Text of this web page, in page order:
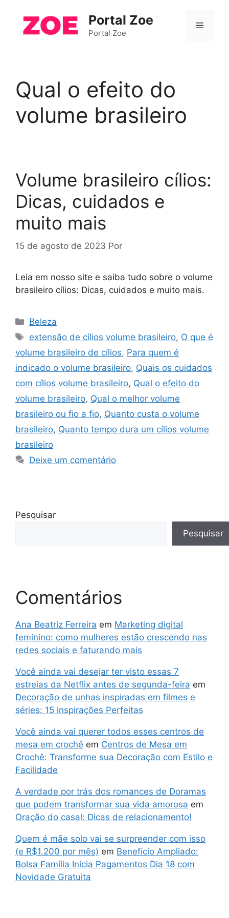
Portal Zoe
Portal Zoe
Menu
Qual o efeito do
volume brasileiro
Volume brasileiro cílios:
Dicas, cuidados e
muito mais
15 de agosto de 2023 Por
Leia em nosso site e saiba tudo sobre o volume
brasileiro cílios: Dicas, cuidados e muito mais.
Categorias
Beleza
Tags
extensão de cílios volume brasileiro, O que é
volume brasileiro de cílios, Para quem é
indicado o volume brasileiro, Quais os cuidados
com cílios volume brasileiro, Qual o efeito do
volume brasileiro, Qual o melhor volume
brasileiro ou fio a fio, Quanto custa o volume
brasileiro, Quanto tempo dura um cílios volume
brasileiro
Deixe um comentário
Pesquisar
Pesquisar
Comentários
Ana Beatriz Ferreira em Marketing digital
feminino: como mulheres estão crescendo nas
redes sociais e faturando mais
Você ainda vai desejar ter visto essas 7
estreias da Netflix antes de segunda-feira em
Decoração de unhas inspiradas em filmes e
séries: 15 inspirações Perfeitas
Você ainda vai querer todos esses centros de
mesa em crochê em Centros de Mesa em
Crochê: Transforme sua Decoração com Estilo e
Facilidade
A verdade por trás dos romances de Doramas
que podem transformar sua vida amorosa em
Oração do casal: Dicas de relacionamento!
Quem é mãe solo vai se surpreender com isso
(e R$1.200 por mês) em Benefício Ampliado:
Bolsa Família Inicia Pagamentos Dia 18 com
Novidade Gratuita